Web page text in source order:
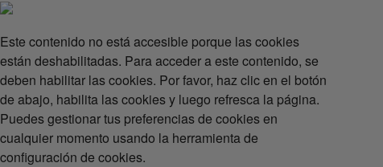
Este contenido no está accesible porque las cookies
están deshabilitadas. Para acceder a este contenido, se
deben habilitar las cookies. Por favor, haz clic en el botón
de abajo, habilita las cookies y luego refresca la página.
Puedes gestionar tus preferencias de cookies en
cualquier momento usando la herramienta de
configuración de cookies.